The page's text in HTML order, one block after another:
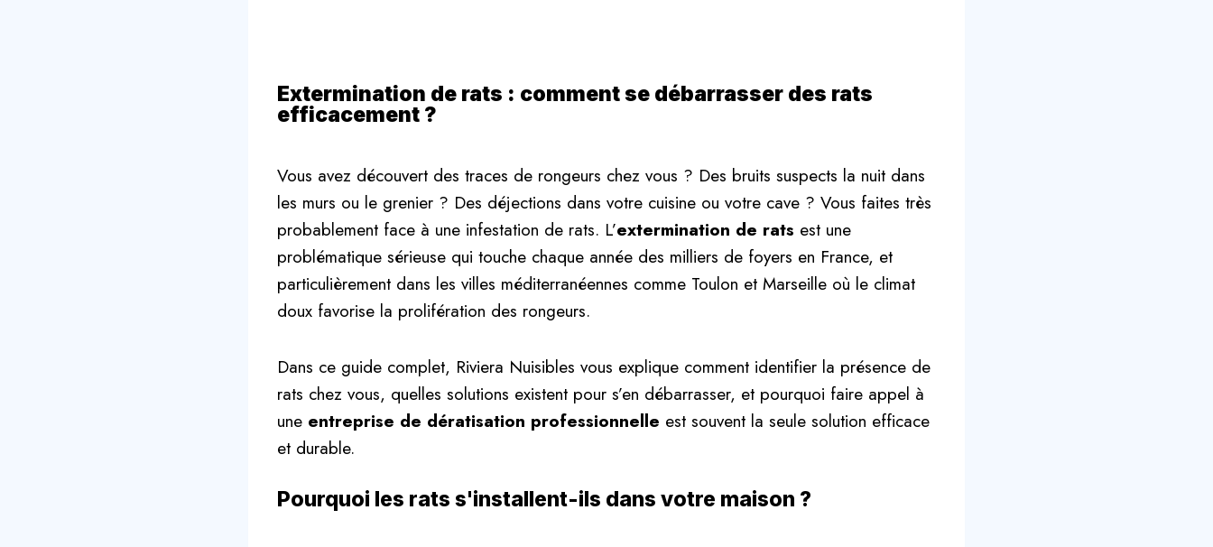
Extermination de rats : comment se débarrasser des rats
efficacement ?
Vous avez découvert des traces de rongeurs chez vous ? Des bruits suspects la nuit dans
les murs ou le grenier ? Des déjections dans votre cuisine ou votre cave ? Vous faites très
probablement face à une infestation de rats. L’extermination de rats est une
problématique sérieuse qui touche chaque année des milliers de foyers en France, et
particulièrement dans les villes méditerranéennes comme Toulon et Marseille où le climat
doux favorise la prolifération des rongeurs.
Dans ce guide complet, Riviera Nuisibles vous explique comment identifier la présence de
rats chez vous, quelles solutions existent pour s’en débarrasser, et pourquoi faire appel à
une entreprise de dératisation professionnelle est souvent la seule solution efficace
et durable.
Pourquoi les rats s'installent-ils dans votre maison ?